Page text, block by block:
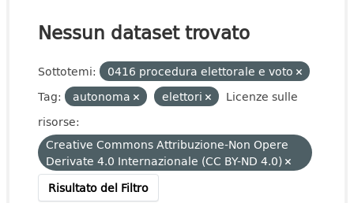
Nessun dataset trovato
Sottotemi:
0416 procedura elettorale e voto
Tag:
autonoma elettori
Licenze sulle
risorse:
Creative Commons Attribuzione-Non Opere
Derivate 4.0 Internazionale (CC BY-ND 4.0)
Risultato del Filtro